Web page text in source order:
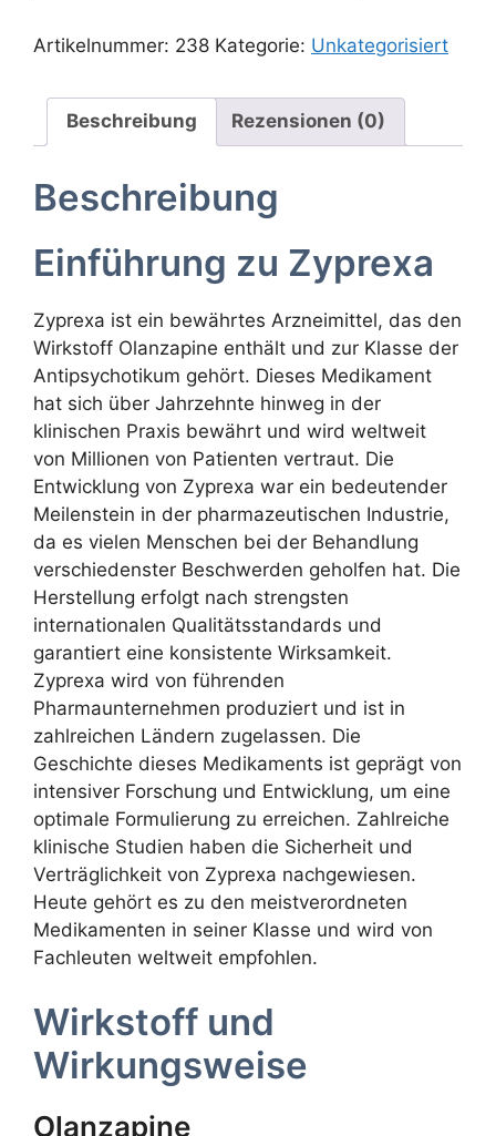
Artikelnummer: 238 Kategorie: Unkategorisiert
Beschreibung Rezensionen (0)
Beschreibung
Einführung zu Zyprexa
Zyprexa ist ein bewährtes Arzneimittel, das den
Wirkstoff Olanzapine enthält und zur Klasse der
Antipsychotikum gehört. Dieses Medikament
hat sich über Jahrzehnte hinweg in der
klinischen Praxis bewährt und wird weltweit
von Millionen von Patienten vertraut. Die
Entwicklung von Zyprexa war ein bedeutender
Meilenstein in der pharmazeutischen Industrie,
da es vielen Menschen bei der Behandlung
verschiedenster Beschwerden geholfen hat. Die
Herstellung erfolgt nach strengsten
internationalen Qualitätsstandards und
garantiert eine konsistente Wirksamkeit.
Zyprexa wird von führenden
Pharmaunternehmen produziert und ist in
zahlreichen Ländern zugelassen. Die
Geschichte dieses Medikaments ist geprägt von
intensiver Forschung und Entwicklung, um eine
optimale Formulierung zu erreichen. Zahlreiche
klinische Studien haben die Sicherheit und
Verträglichkeit von Zyprexa nachgewiesen.
Heute gehört es zu den meistverordneten
Medikamenten in seiner Klasse und wird von
Fachleuten weltweit empfohlen.
Wirkstoff und
Wirkungsweise
Olanzapine